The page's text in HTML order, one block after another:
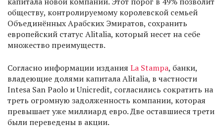
обществу, контролируемому королевской семьей
Объединённых Арабских Эмиратов, сохранить
европейский статус Alitalia, который несет на себе
множество преимуществ.
Согласно информации издания La Stampa, банки,
владеющие долями капитала Alitalia, в частности
Intesa San Paolo и Unicredit, согласились сократить на
треть огромную задолженность компании, которая
превышает уже миллиард евро. Две оставшиеся трети
были переведены в акции.